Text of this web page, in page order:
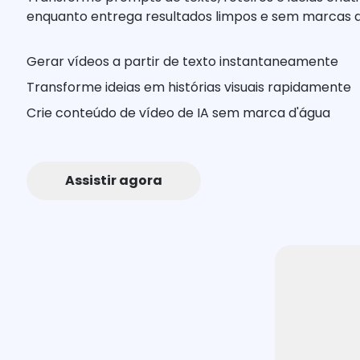
enquanto entrega resultados limpos e sem marcas
Gerar vídeos a partir de texto instantaneamente
Transforme ideias em histórias visuais rapidamente
Crie conteúdo de vídeo de IA sem marca d'água
Assistir agora